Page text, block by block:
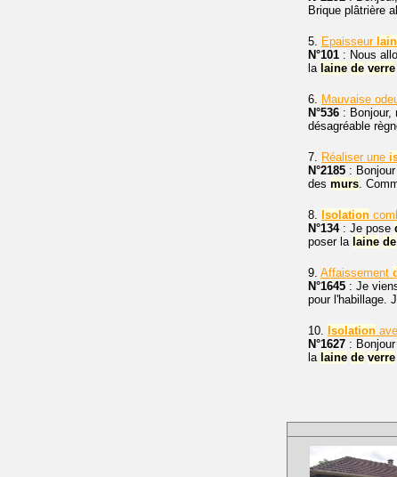
Brique plâtrière
5. Epaisseur
N°101 : Nous
la laine de verre
6. Mauvaise
N°536 : Bonjour,
désagréable
7. Réaliser une
N°2185 :
des murs.
8. Isolation
N°134: Je pose
poser la laine de
9. Affaissement
N°1645 : Je
pour l'habillage.
10. Isolation
N°1627 :
la laine de verre